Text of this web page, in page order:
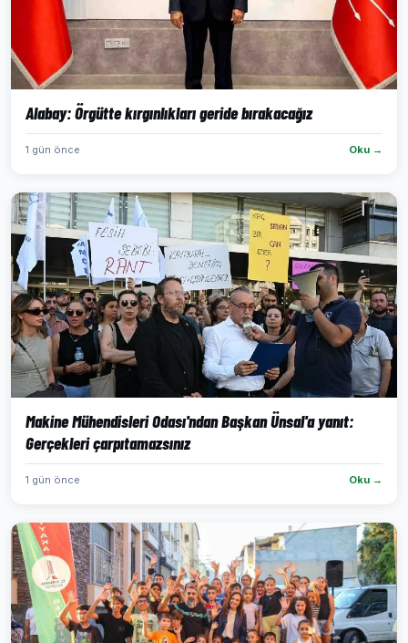
Alabay: Örgütte kırgınlıkları geride bırakacağız
1 gün önce Oku →
Makine Mühendisleri Odası'ndan Başkan Ünsal'a yanıt:
Gerçekleri çarpıtamazsınız
1 gün önce Oku →